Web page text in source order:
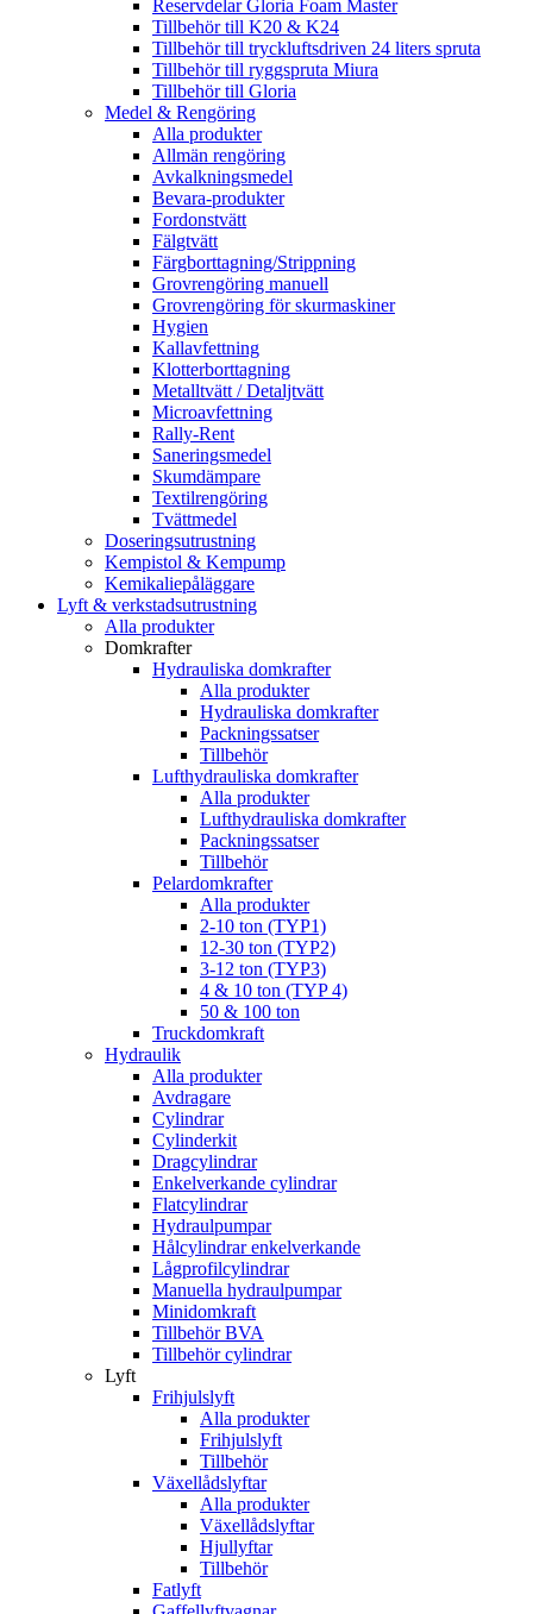
Reservdelar Gloria Foam Master
Tillbehör till K20 & K24
Tillbehör till tryckluftsdriven 24 liters spruta
Tillbehör till ryggspruta Miura
Tillbehör till Gloria
Medel & Rengöring
Alla produkter
Allmän rengöring
Avkalkningsmedel
Bevara-produkter
Fordonstvätt
Fälgtvätt
Färgborttagning/Strippning
Grovrengöring manuell
Grovrengöring för skurmaskiner
Hygien
Kallavfettning
Klotterborttagning
Metalltvätt / Detaljtvätt
Microavfettning
Rally-Rent
Saneringsmedel
Skumdämpare
Textilrengöring
Tvättmedel
Doseringsutrustning
Kempistol & Kempump
Kemikaliepåläggare
Lyft & verkstadsutrustning
Alla produkter
Domkrafter
Hydrauliska domkrafter
Alla produkter
Hydrauliska domkrafter
Packningssatser
Tillbehör
Lufthydrauliska domkrafter
Alla produkter
Lufthydrauliska domkrafter
Packningssatser
Tillbehör
Pelardomkrafter
Alla produkter
2-10 ton (TYP1)
12-30 ton (TYP2)
3-12 ton (TYP3)
4 & 10 ton (TYP 4)
50 & 100 ton
Truckdomkraft
Hydraulik
Alla produkter
Avdragare
Cylindrar
Cylinderkit
Dragcylindrar
Enkelverkande cylindrar
Flatcylindrar
Hydraulpumpar
Hålcylindrar enkelverkande
Lågprofilcylindrar
Manuella hydraulpumpar
Minidomkraft
Tillbehör BVA
Tillbehör cylindrar
Lyft
Frihjulslyft
Alla produkter
Frihjulslyft
Tillbehör
Växellådslyftar
Alla produkter
Växellådslyftar
Hjullyftar
Tillbehör
Fatlyft